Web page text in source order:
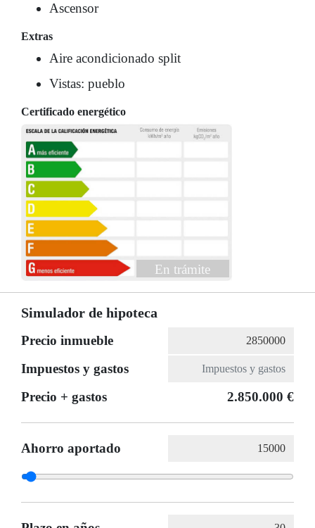
Ascensor
Extras
Aire acondicionado split
Vistas: pueblo
Certificado energético
En trámite
Simulador de hipoteca
Precio inmueble
Impuestos y gastos
Precio + gastos
2.850.000 €
Ahorro aportado